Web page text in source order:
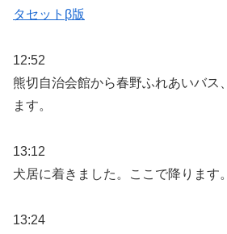
タセットβ版
12:52
熊切自治会館から春野ふれあいバス
ます。
13:12
犬居に着きました。ここで降ります。
13:24